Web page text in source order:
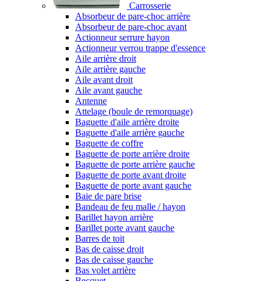
Carrosserie
Absorbeur de pare-choc arrière
Absorbeur de pare-choc avant
Actionneur serrure hayon
Actionneur verrou trappe d'essence
Aile arrière droit
Aile arrière gauche
Aile avant droit
Aile avant gauche
Antenne
Attelage (boule de remorquage)
Baguette d'aile arrière droite
Baguette d'aile arrière gauche
Baguette de coffre
Baguette de porte arrière droite
Baguette de porte arrière gauche
Baguette de porte avant droite
Baguette de porte avant gauche
Baie de pare brise
Bandeau de feu malle / hayon
Barillet hayon arrière
Barillet porte avant gauche
Barres de toit
Bas de caisse droit
Bas de caisse gauche
Bas volet arrière